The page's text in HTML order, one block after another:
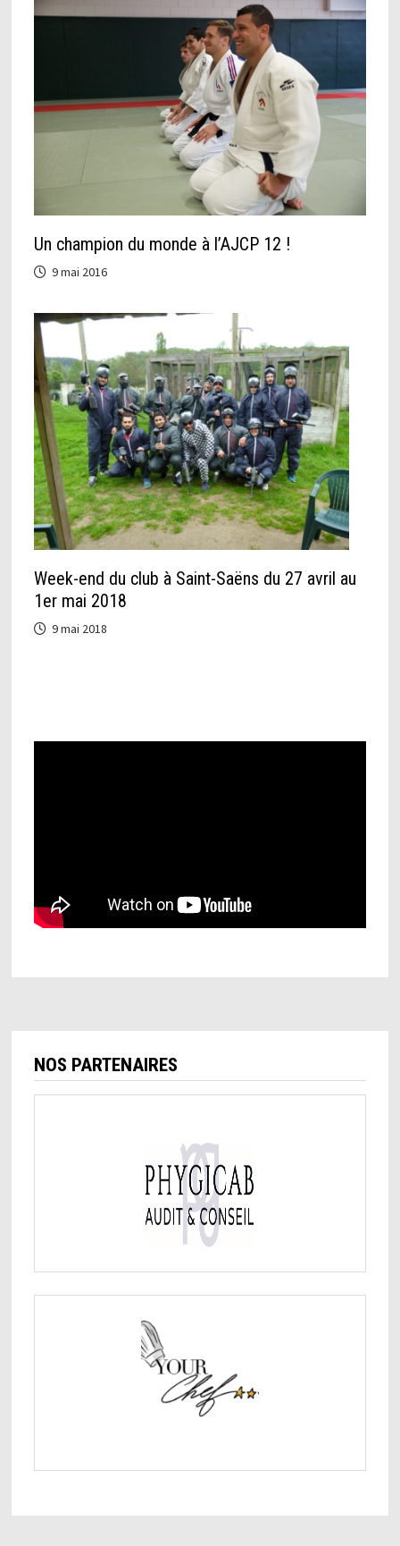
Un champion du monde à l’AJCP 12 !
9 mai 2016
Week-end du club à Saint-Saëns du 27 avril au
1er mai 2018
9 mai 2018
NOS PARTENAIRES